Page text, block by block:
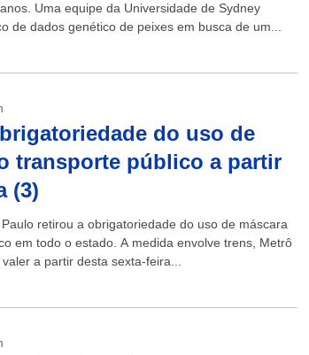
Uma equipe da Universidade de Sydney
de dados genético de peixes em busca de um...
do uso de
transporte público a partir
(3)
retirou a obrigatoriedade do uso de máscara
em todo o estado. A medida envolve trens, Metrô
a partir desta sexta-feira...